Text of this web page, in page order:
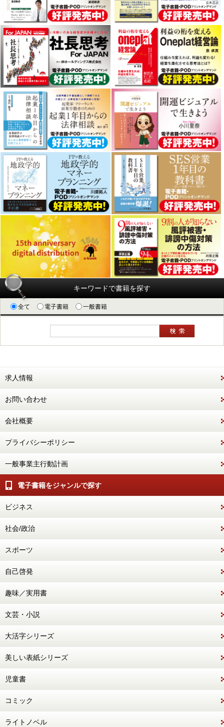
キーワードで書籍を探す
全て 電子書籍 一般書籍
求人情報
お問い合わせ
会社概要
プライバシーポリシー
一般事業主行動計画
電子書籍をジャンルで探す
ビジネス
社会/政治
スポーツ
自己啓発
趣味／実用書
文芸・小説
大活字シリーズ
美しい表紙シリーズ
児童書
コミック
ライトノベル